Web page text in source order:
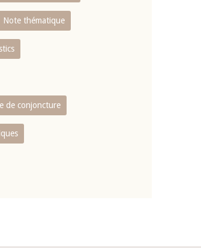
Note thématique
de conjoncture